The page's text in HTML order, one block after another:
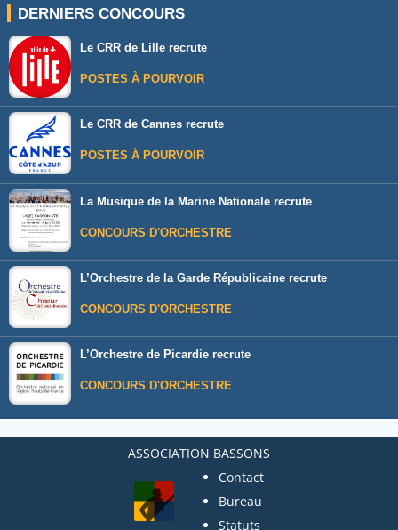
DERNIERS CONCOURS
Le CRR de Lille recrute
POSTES À POURVOIR
Le CRR de Cannes recrute
POSTES À POURVOIR
La Musique de la Marine Nationale recrute
CONCOURS D'ORCHESTRE
L’Orchestre de la Garde Républicaine recrute
CONCOURS D'ORCHESTRE
L’Orchestre de Picardie recrute
CONCOURS D'ORCHESTRE
ASSOCIATION BASSONS
Contact
Bureau
Statuts